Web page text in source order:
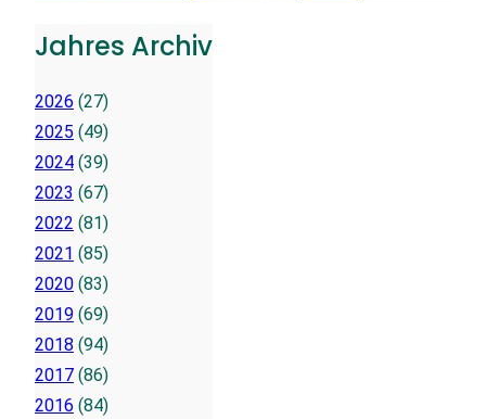
Jahres Archiv
2026 (27)
2025 (49)
2024 (39)
2023 (67)
2022 (81)
2021 (85)
2020 (83)
2019 (69)
2018 (94)
2017 (86)
2016 (84)